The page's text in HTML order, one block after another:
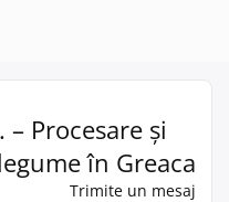
– Procesare și
în Greaca
Trimite un mesaj